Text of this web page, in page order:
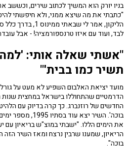
בניו יורק הוא המשיך לכתוב שירים, וכששב
"כתבתי את מה שיצא ממני, ולא חיפשתי
הליקון, אמר לי
לבד, ועוד עם איזו טרנספורמציה! - אבל
"אשתי שאלה אותי:
תשיר כמו בבית'"
מועד יציאת האלבום השפיע לא מעט על
הדרמטיים שהתחוללו בישראל במחצית
החדשים של רוזנברג. כך קרה בדיוק עם
בוכה'. השיר יצא
את הימים הללו. "ישבתי במוצ"ש בריאיון עם
הריאיון, שמענו שרבין נרצח ומאז השיר
בוכה".